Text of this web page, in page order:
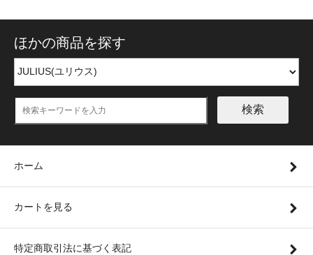
ほかの商品を探す
検索
ホーム
カートを見る
特定商取引法に基づく表記